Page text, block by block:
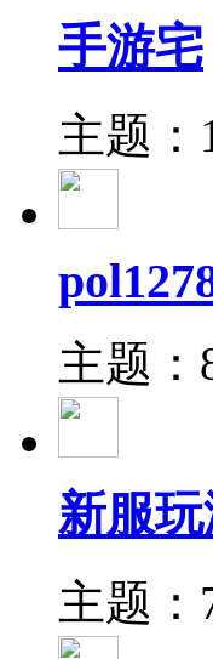
手游宅
主题：
主题：
新服
主题：